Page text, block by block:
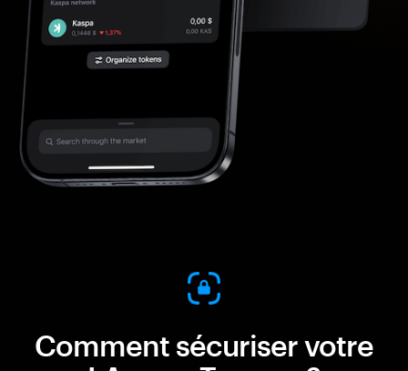
Comment sécuriser votre